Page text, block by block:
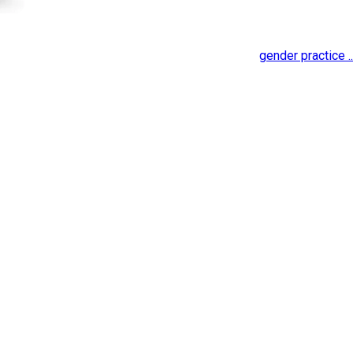
gender practice ..